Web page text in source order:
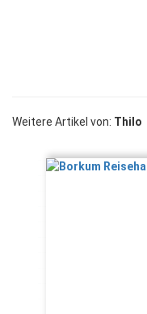
Weitere Artikel von: Thilo